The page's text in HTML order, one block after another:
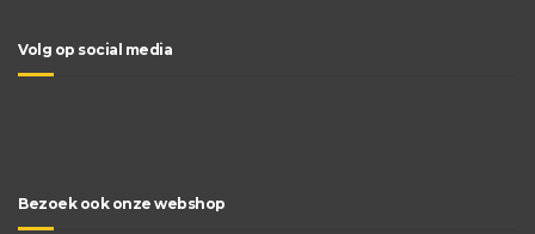
Volg op social media
Bezoek ook onze webshop